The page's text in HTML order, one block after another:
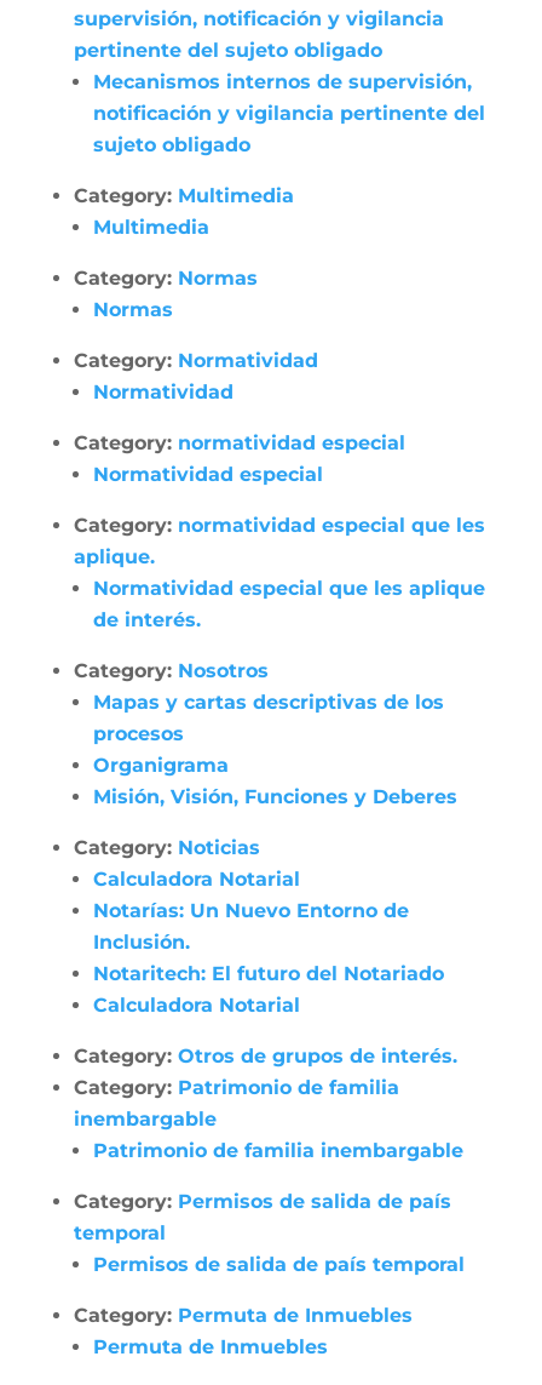
supervisión, notificación y vigilancia
pertinente del sujeto obligado
Mecanismos internos de supervisión,
notificación y vigilancia pertinente del
sujeto obligado
Category: Multimedia
Multimedia
Category: Normas
Normas
Category: Normatividad
Normatividad
Category: normatividad especial
Normatividad especial
Category: normatividad especial que les
aplique.
Normatividad especial que les aplique
de interés.
Category: Nosotros
Mapas y cartas descriptivas de los
procesos
Organigrama
Misión, Visión, Funciones y Deberes
Category: Noticias
Calculadora Notarial
Notarías: Un Nuevo Entorno de
Inclusión.
Notaritech: El futuro del Notariado
Calculadora Notarial
Category: Otros de grupos de interés.
Category: Patrimonio de familia
inembargable
Patrimonio de familia inembargable
Category: Permisos de salida de país
temporal
Permisos de salida de país temporal
Category: Permuta de Inmuebles
Permuta de Inmuebles